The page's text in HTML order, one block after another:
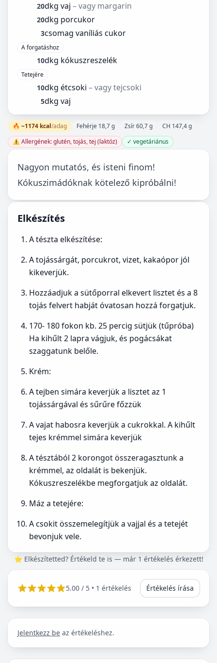
20dkg vaj – vagy margarin
20dkg porcukor
3csomag vaníliás cukor
A forgatáshoz
10dkg kókuszreszelék
Tetejére
10dkg étcsoki – vagy tejcsoki
5dkg vaj
🔥 ~1174 kcal/adag Fehérje 18,7 g Zsír 60,7 g
CH 147,4 g
⚠️ Allergének: glutén, tojás, tej (laktóz)
✓ vegetáriánus
Nagyon mutatós, és isteni finom!
Kókuszimádóknak kötelező kipróbálni!
Elkészítés
A tészta elkészítése:
A tojássárgát, porcukrot, vizet, kakaópor jól
kikeverjük.
Hozzáadjuk a sütőporral elkevert lisztet és a 8
tojás felvert habját óvatosan hozzá forgatjuk.
170- 180 fokon kb. 25 percig sütjük (tűpróba)
Ha kihűlt 2 lapra vágjuk, és pogácsákat
szaggatunk belőle.
Krém:
A tejben simára keverjük a lisztet az 1
tojássárgával és sűrűre főzzük
A vajat habosra keverjük a cukrokkal. A kihűlt
tejes krémmel simára keverjük
A tésztából 2 korongot összeragasztunk a
krémmel, az oldalát is bekenjük.
Kókuszreszelékbe megforgatjuk az oldalát.
Máz a tetejére:
A csokit összemelegítjük a vajjal és a tetejét
bevonjuk vele.
⭐ Elkészítetted? Értékeld te is — már 1 értékelés érkezett!
5.00 / 5 • 1 értékelés Értékelés írása
Jelentkezz be az értékeléshez.